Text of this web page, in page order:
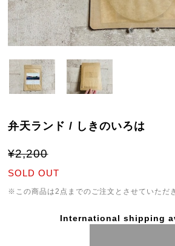
弁天ランド / しきのいろは
¥2,200
SOLD OUT
※この商品は2点までのご注文とさせていただ
International shipping